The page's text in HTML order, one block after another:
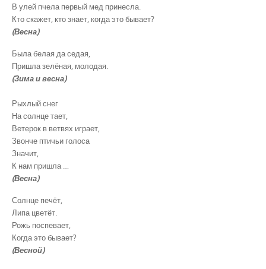
В улей пчела первый мед принесла.
Кто скажет, кто знает, когда это бывает?
(Весна)
Была белая да седая,
Пришла зелёная, молодая.
(Зима и весна)
Рыхлый снег
На солнце тает,
Ветерок в ветвях играет,
Звонче птичьи голоса
Значит,
К нам пришла …
(Весна)
Солнце печёт,
Липа цветёт.
Рожь поспевает,
Когда это бывает?
(Весной)